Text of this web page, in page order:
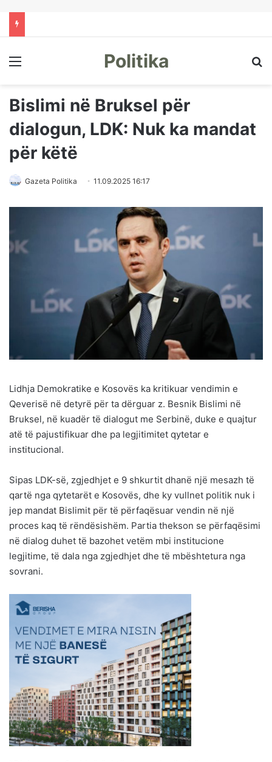
Menu Politika
Bislimi në Bruksel për
dialogun, LDK: Nuk ka mandat
për këtë
Gazeta Politika 11.09.2025 16:17
Lidhja Demokratike e Kosovës ka kritikuar vendimin e
Qeverisë në detyrë për ta dërguar z. Besnik Bislimi në
Bruksel, në kuadër të dialogut me Serbinë, duke e quajtur
atë të pajustifikuar dhe pa legjitimitet qytetar e
institucional.
Sipas LDK-së, zgjedhjet e 9 shkurtit dhanë një mesazh të
qartë nga qytetarët e Kosovës, dhe ky vullnet politik nuk i
jep mandat Bislimit për të përfaqësuar vendin në një
proces kaq të rëndësishëm. Partia thekson se përfaqësimi
në dialog duhet të bazohet vetëm mbi institucione
legjitime, të dala nga zgjedhjet dhe të mbështetura nga
sovrani.